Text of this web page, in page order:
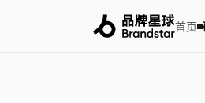
首页